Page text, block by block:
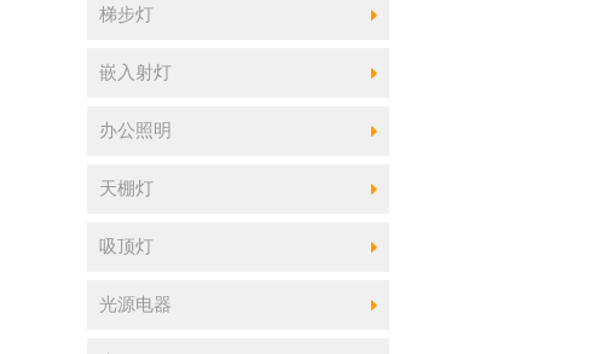
梯步灯
嵌入射灯
办公照明
天棚灯
吸顶灯
光源电器